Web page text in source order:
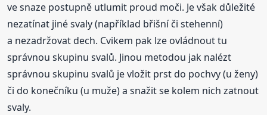
ve snaze postupně utlumit proud moči. Je však důležité
nezatínat jiné svaly (například břišní či stehenní)
a nezadržovat dech. Cvikem pak lze ovládnout tu
správnou skupinu svalů. Jinou metodou jak nalézt
správnou skupinu svalů je vložit prst do pochvy (u ženy)
či do konečníku (u muže) a snažit se kolem nich zatnout
svaly.